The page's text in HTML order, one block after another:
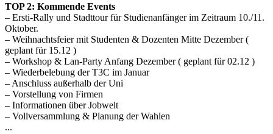
TOP 2: Kommende Events
– Ersti-Rally und Stadttour für Studienanfänger im Zeitraum 10./11.
Oktober.
– Weihnachtsfeier mit Studenten & Dozenten Mitte Dezember (
geplant für 15.12 )
– Workshop & Lan-Party Anfang Dezember ( geplant für 02.12 )
– Wiederbelebung der T3C im Januar
– Anschluss außerhalb der Uni
– Vorstellung von Firmen
– Informationen über Jobwelt
– Vollversammlung & Planung der Wahlen
...